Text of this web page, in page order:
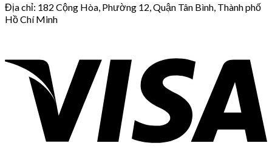
Địa chỉ: 182 Cộng Hòa, Phường 12, Quận Tân Bình, Thành phố
Hồ Chí Minh